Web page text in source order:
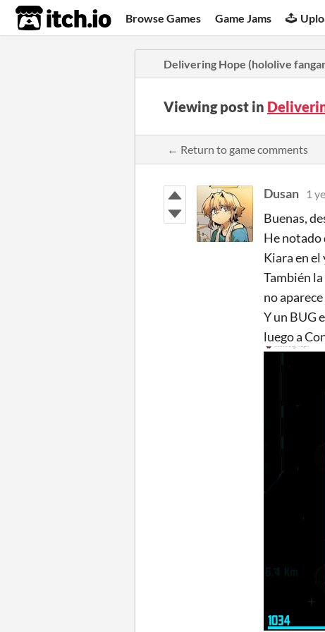
itch.io Browse Games Game Jams
Delivering Hope (hololive
Viewing post in
← Return to game comments
Dusan 1
Buenas,
He notado
Kiara en
También
no
Y un BUG
luego a